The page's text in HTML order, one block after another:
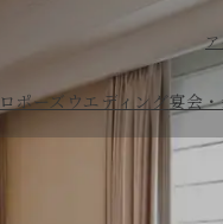
ポーズ ウエディング宴会